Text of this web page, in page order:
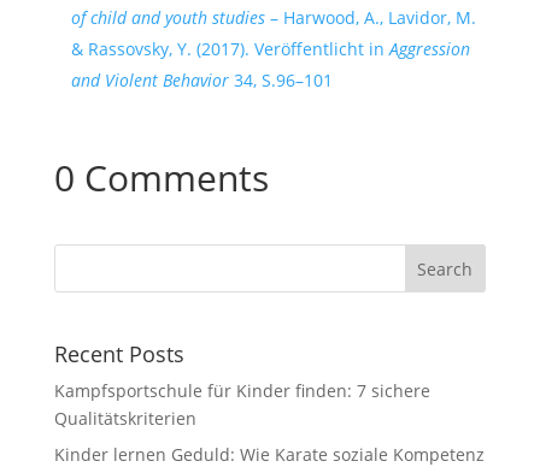
of child and youth studies– Harwood, A., Lavidor, M.
& Rassovsky, Y. (2017). Veröffentlicht inAggression
and Violent Behavior34, S.96–101
0 Comments
Recent Posts
Kampfsportschule für Kinder finden: 7 sichere
Qualitätskriterien
Kinder lernen Geduld: Wie Karate soziale Kompetenz